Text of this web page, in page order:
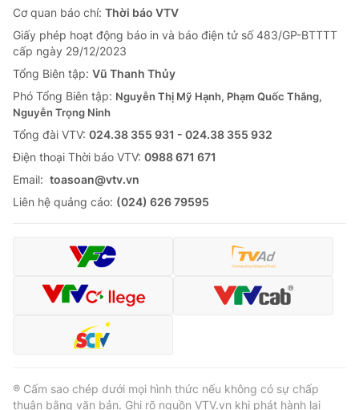
Cơ quan báo chí: Thời báo VTV
Giấy phép hoạt động báo in và báo điện tử số 483/GP-BTTTT
cấp ngày 29/12/2023
Tổng Biên tập: Vũ Thanh Thủy
Phó Tổng Biên tập: Nguyễn Thị Mỹ Hạnh, Phạm Quốc Thắng,
Nguyễn Trọng Ninh
Tổng đài VTV: 024.38 355 931 - 024.38 355 932
Ðiện thoại Thời báo VTV: 0988 671 671
Email: toasoan@vtv.vn
Liên hệ quảng cáo: (024) 626 79595
® Cấm sao chép dưới mọi hình thức nếu không có sự chấp
thuận bằng văn bản. Ghi rõ nguồn VTV.vn khi phát hành lại